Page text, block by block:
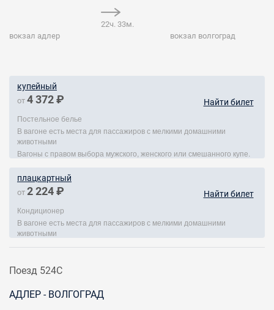
вокзал адлер
22ч. 33м.
вокзал волгоград
купейный
от 4 372 ₽ Найти билет
Постельное белье
В вагоне есть места для пассажиров с мелкими домашними
животными
Вагоны с правом выбора мужского, женского или смешанного купе.
плацкартный
от 2 224 ₽ Найти билет
Кондиционер
В вагоне есть места для пассажиров с мелкими домашними
животными
Поезд 524С
АДЛЕР - ВОЛГОГРАД